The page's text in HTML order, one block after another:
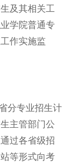
及其相关工
学院普通专
作实施监
分专业招生计
主管部门公
过各省级招
等形式向考